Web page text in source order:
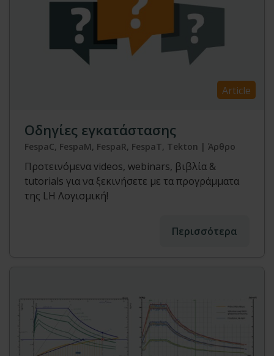
Article
Οδηγίες εγκατάστασης
FespaC, FespaM, FespaR, FespaT, Tekton | Άρθρο
Προτεινόμενα videos, webinars, βιβλία &
tutorials για να ξεκινήσετε με τα προγράμματα
της LH Λογισμική!
Περισσότερα